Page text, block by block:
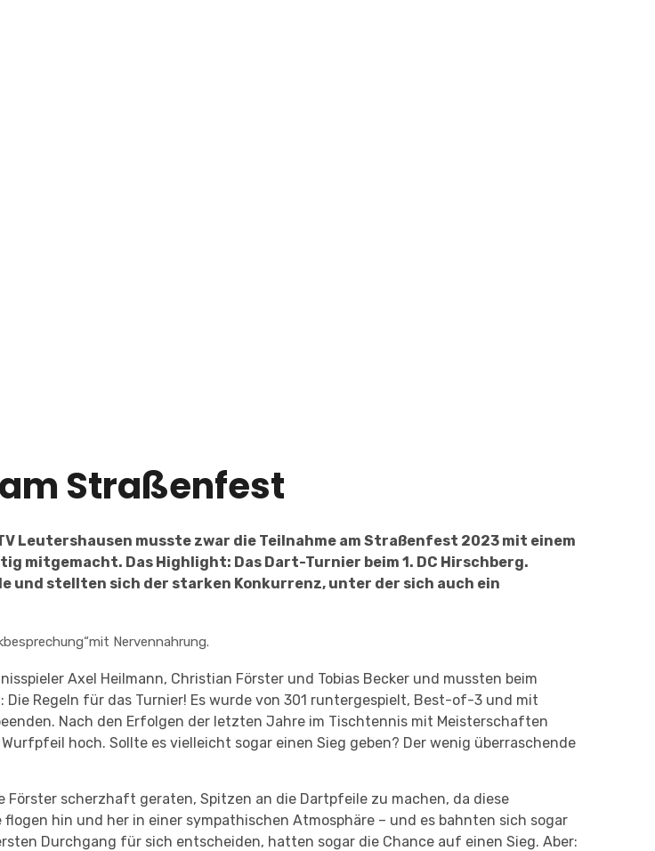
Straßenfest
Leutershausen musste zwar die Teilnahme am Straßenfest 2023 mit einem
mitgemacht. Das Highlight: Das Dart-Turnier beim 1. DC Hirschberg.
und stellten sich der starken Konkurrenz, unter der sich auch ein
Nervennahrung.
Axel Heilmann, Christian Förster und Tobias Becker und mussten beim
Regeln für das Turnier! Es wurde von 301 runtergespielt, Best-of-3 und mit
Nach den Erfolgen der letzten Jahre im Tischtennis mit Meisterschaften
hoch. Sollte es vielleicht sogar einen Sieg geben? Der wenig überraschende
scherzhaft geraten, Spitzen an die Dartpfeile zu machen, da diese
hin und her in einer sympathischen Atmosphäre – und es bahnten sich sogar
Durchgang für sich entscheiden, hatten sogar die Chance auf einen Sieg. Aber: